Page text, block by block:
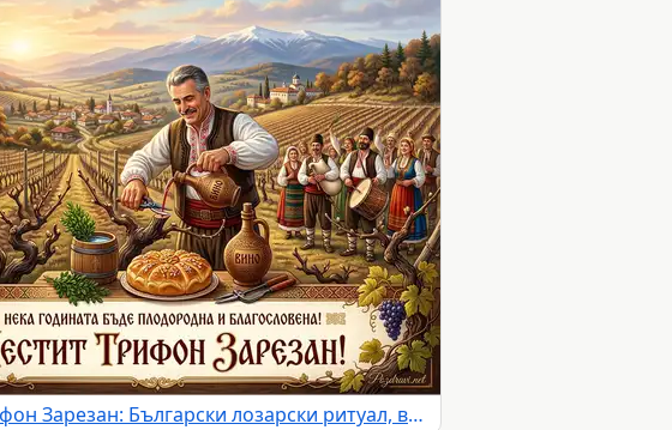
Празник Трифон Зарезан: Български лозарски ритуал, вино и народни традиции сред живописен пейзаж.